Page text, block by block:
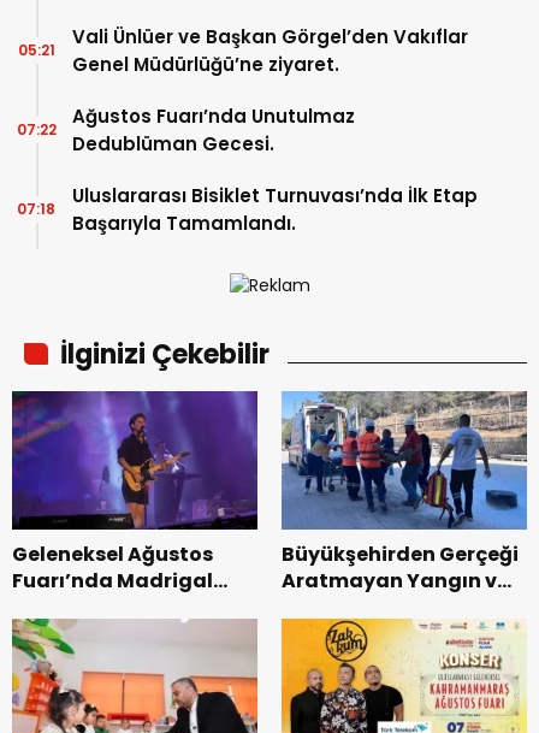
Vali Ünlüer ve Başkan Görgel’den Vakıflar
Genel Müdürlüğü’ne ziyaret.
05:21
Ağustos Fuarı’nda Unutulmaz
Dedublüman Gecesi.
07:22
Uluslararası Bisiklet Turnuvası’nda İlk Etap
Başarıyla Tamamlandı.
07:18
İlginizi Çekebilir
Geleneksel Ağustos
Fuarı’nda Madrigal
Büyükşehirden Gerçeği
Aratmayan Yangın ve